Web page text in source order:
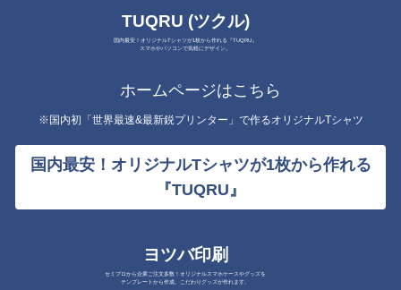
TUQRU (ツクル)
国内最安！オリジナルTシャツが1枚から作れる『TUQRU』
スマホやパソコンで気軽にデザイン。
ホームページはこちら
※国内初「世界最速&最新鋭プリンター」で作るオリジナルTシャツ
国内最安！オリジナルTシャツが1枚から作れる
『TUQRU』
ヨツバ印刷
セミプロから企業ご注文多数！オリジナルスマホケースやグッズを
テンプレートから作成。こだわりグッズが作れます。